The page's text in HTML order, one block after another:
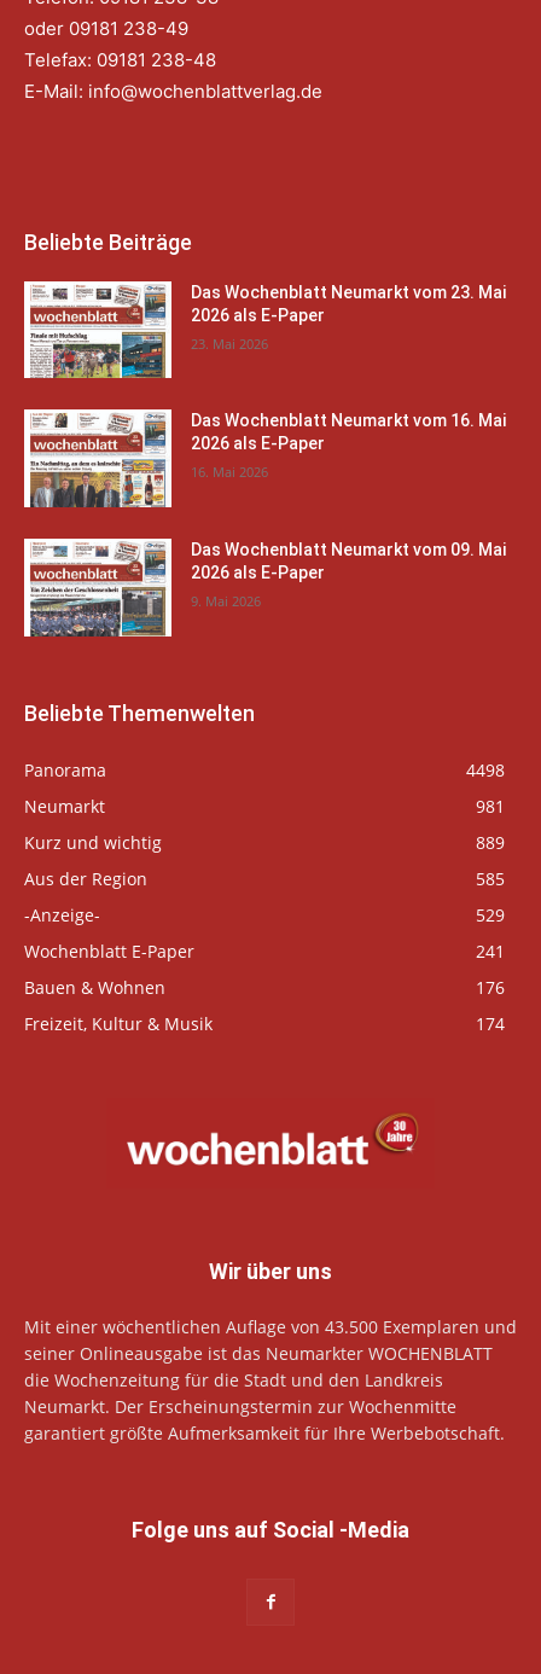
oder 09181 238-49
Telefax: 09181 238-48
E-Mail: info@wochenblattverlag.de
Beliebte Beiträge
Das Wochenblatt Neumarkt vom 23. Mai
2026 als E-Paper
23. Mai 2026
Das Wochenblatt Neumarkt vom 16. Mai
2026 als E-Paper
16. Mai 2026
Das Wochenblatt Neumarkt vom 09. Mai
2026 als E-Paper
9. Mai 2026
Beliebte Themenwelten
Panorama
4498
Neumarkt
981
Kurz und wichtig
889
Aus der Region
585
-Anzeige-
529
Wochenblatt E-Paper
241
Bauen & Wohnen
176
Freizeit, Kultur & Musik
174
Wir über uns
Mit einer wöchentlichen Auflage von 43.500 Exemplaren und
seiner Onlineausgabe ist das Neumarkter WOCHENBLATT
die Wochenzeitung für die Stadt und den Landkreis
Neumarkt. Der Erscheinungstermin zur Wochenmitte
garantiert größte Aufmerksamkeit für Ihre Werbebotschaft.
Folge uns auf Social -Media